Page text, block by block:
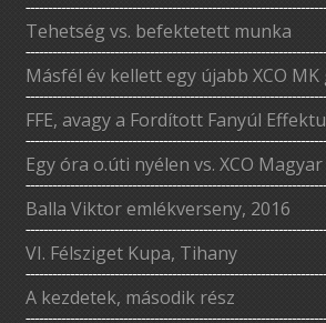
Tehetség vs. befektetett munka
Másfél év kellett egy újabb XCO
FFE, avagy a Fordított Fanyúl
Egy óra o.úti nyélen vs. XCO
Balla Viktor emlékverseny, 2016
VI. Félsziget Kupa, Tihany
A kezdetek, második rész